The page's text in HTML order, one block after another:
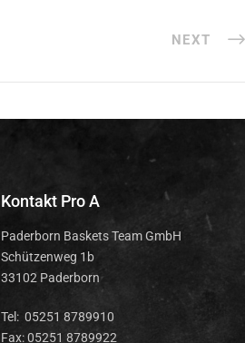
NEXT
Kontakt Pro A
Paderborn Baskets Team GmbH
Schützenweg 1b
33102 Paderborn
Tel: 05251 8789910
Fax: 05251 8789922